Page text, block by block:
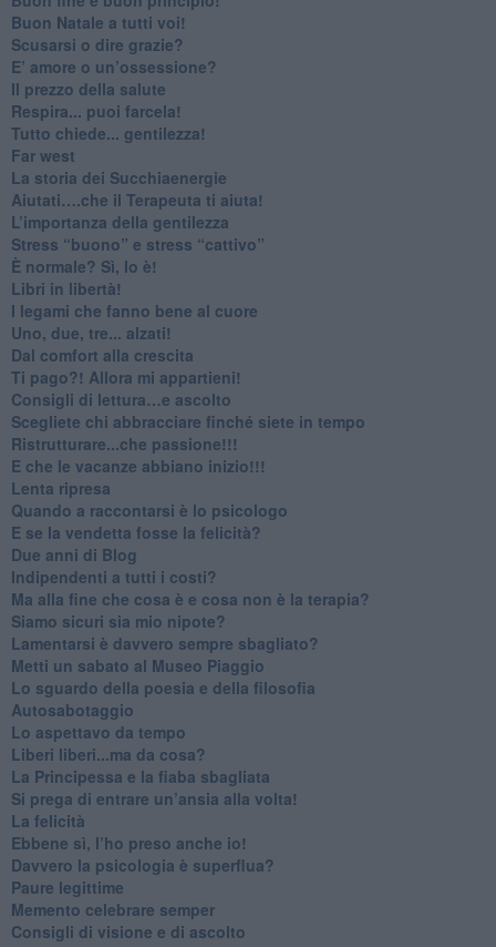
​Buon Natale a tutti voi!
​Scusarsi o dire grazie?
​E’ amore o un’ossessione?
​Il prezzo della salute
​Respira... puoi farcela!
​Tutto chiede... gentilezza!
​Far west
​La storia dei Succhiaenergie
​Aiutati….che il Terapeuta ti aiuta!
​L’importanza della gentilezza
​Stress “buono” e stress “cattivo”
​È normale? Sì, lo è!
​Libri in libertà!
​I legami che fanno bene al cuore
Uno, due, tre... alzati!​
​Dal comfort alla crescita
​Ti pago?! Allora mi appartieni!​
​Consigli di lettura…e ascolto
​Scegliete chi abbracciare finché siete in tempo
​Ristrutturare...che passione!!!
​E che le vacanze abbiano inizio!!!
​Lenta ripresa
​Quando a raccontarsi è lo psicologo
​E se la vendetta fosse la felicità?
​Due anni di Blog
​Indipendenti a tutti i costi?
​Ma alla fine che cosa è e cosa non è la terapia?
​Siamo sicuri sia mio nipote?
​Lamentarsi è davvero sempre sbagliato?
​Metti un sabato al Museo Piaggio
​Lo sguardo della poesia e della filosofia
Autosabotaggio
​Lo aspettavo da tempo
​Liberi liberi...ma da cosa?
​La Principessa e la fiaba sbagliata
Si prega di entrare un’ansia alla volta!
​La felicità
​Ebbene sì, l’ho preso anche io!
​Davvero la psicologia è superflua?
Paure legittime
​Memento celebrare semper
​Consigli di visione e di ascolto